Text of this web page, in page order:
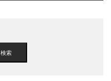
検索